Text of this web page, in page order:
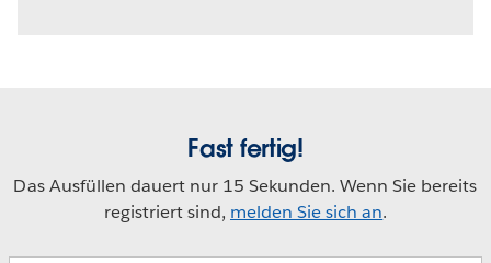
Fast fertig!
Das Ausfüllen dauert nur 15 Sekunden. Wenn Sie bereits
registriert sind, melden Sie sich an.